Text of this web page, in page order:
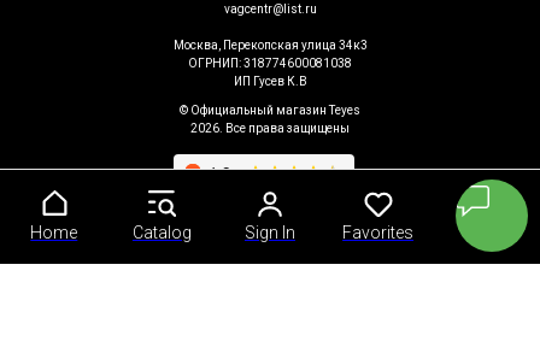
Home Catalog Sign In Favorites
Home Catalog Sign In Favorites
Москва, Перекопская улица 34к3
ОГРНИП: 318774600081038
ИП Гусев К.В
vagcentr@list.ru
© Официальный магазин Teyes
2026. Все права защищены